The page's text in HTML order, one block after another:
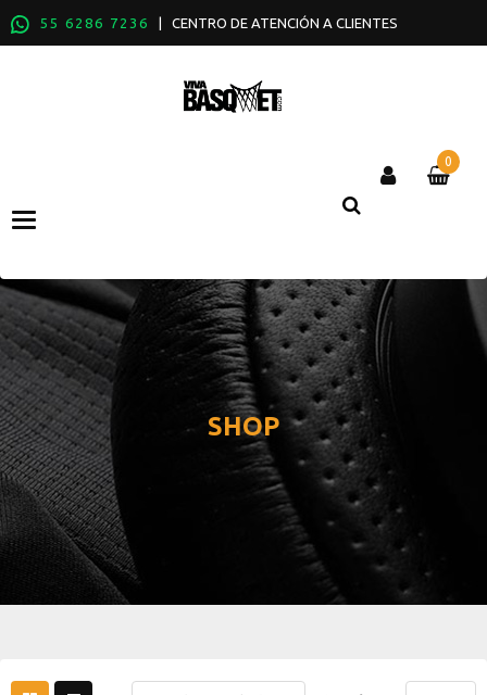
55 6286 7236 | CENTRO DE ATENCIÓN A CLIENTES
Categories
0
SHOP